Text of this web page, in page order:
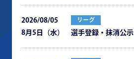
2026/08/05 リーグ
8月5日（水） 選手登録・抹消公示